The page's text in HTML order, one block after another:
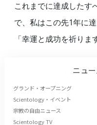
これまでに達成したす
で、私はこの先1年に
「幸運と成功を祈りま
ニュ
グランド・オープニング
Scientology・イベント
宗教の自由ニュース
Scientology TV